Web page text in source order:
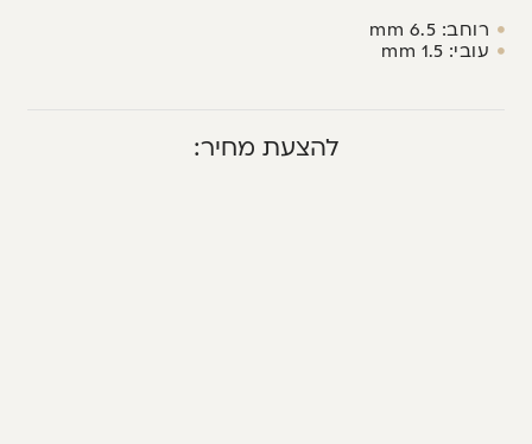
רוחב: 6.5 mm
עובי: 1.5 mm
להצעת מחיר: